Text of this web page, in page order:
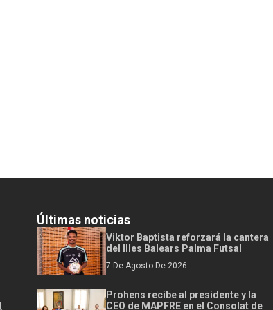
Últimas noticias
Viktor Baptista reforzará la cantera
del Illes Balears Palma Futsal
7 De Agosto De 2026
Prohens recibe al presidente y la
CEO de MAPFRE en el Consolat de